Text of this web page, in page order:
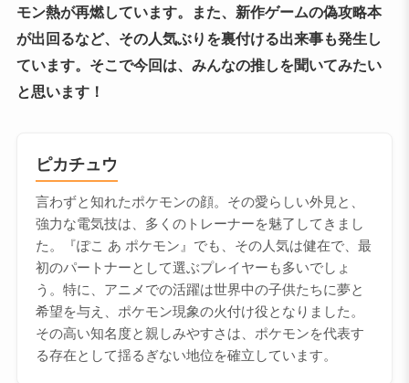
モン熱が再燃しています。また、新作ゲームの偽攻略本
が出回るなど、その人気ぶりを裏付ける出来事も発生し
ています。そこで今回は、みんなの推しを聞いてみたい
と思います！
ピカチュウ
言わずと知れたポケモンの顔。その愛らしい外見と、
強力な電気技は、多くのトレーナーを魅了してきまし
た。『ぽこ あ ポケモン』でも、その人気は健在で、最
初のパートナーとして選ぶプレイヤーも多いでしょ
う。特に、アニメでの活躍は世界中の子供たちに夢と
希望を与え、ポケモン現象の火付け役となりました。
その高い知名度と親しみやすさは、ポケモンを代表す
る存在として揺るぎない地位を確立しています。